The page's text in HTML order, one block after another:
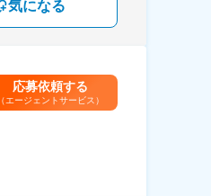
気になる
応募依頼する
（エージェントサービス）